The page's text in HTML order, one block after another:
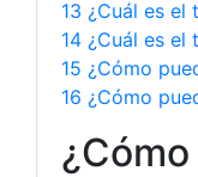
13 ¿Cuál es
14 ¿Cuál es
15 ¿Cómo
16 ¿Cómo